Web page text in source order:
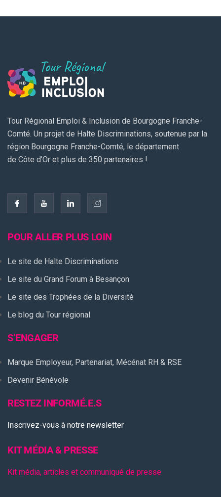
Tour Régional Emploi & Inclusion de Bourgogne Franche-
Comté. Un projet de Halte Discriminations, soutenue par la
région Bourgogne Franche-Comté, le département
de Côte d’Or et plus de 350 partenaires !
POUR ALLER PLUS LOIN
Le site de Halte Discriminations
Le site du Grand Forum à Besançon
Le site des Trophées de la Diversité
Le blog du Tour régional
S’ENGAGER
Marque Employeur, Partenariat, Mécénat RH & RSE
Devenir Bénévole
RESTEZ INFORMÉ.E.S
Inscrivez-vous à notre newsletter
KIT MÉDIA & PRESSE
Kit média, articles et communiqué de presse